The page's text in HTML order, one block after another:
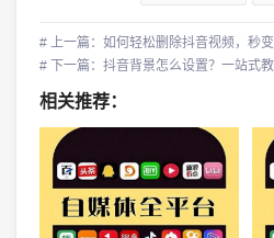
# 上一篇：如何轻松删除抖音视频，秒变
# 下一篇：抖音背景怎么设置？一站式
相关推荐：